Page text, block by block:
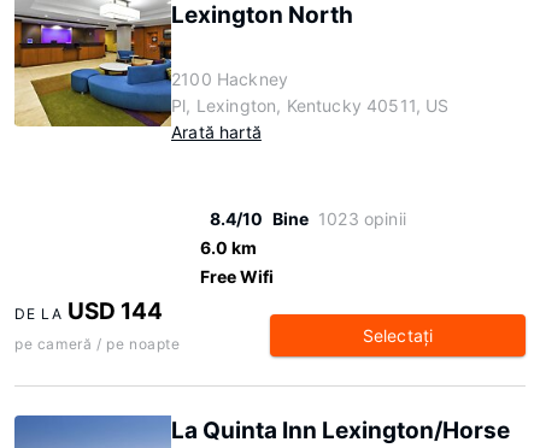
Lexington North
2100 Hackney
Pl, Lexington, Kentucky 40511, US
Arată hartă
8.4/10 Bine 1023 opinii
6.0 km
Free Wifi
DE LA USD 144
pe cameră / pe noapte Selectaţi
La Quinta Inn Lexington/Horse